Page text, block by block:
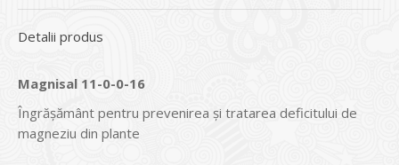
Detalii produs
Magnisal 11-0-0-16
Îngrășământ pentru prevenirea și tratarea deficitului de
magneziu din plante